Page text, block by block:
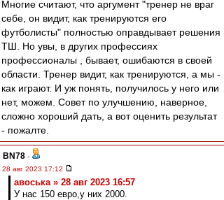
Многие считают, что аргумент "тренер не враг
себе, он видит, как тренируются его
футболисты" полностью оправдывает решения
ТШ. Но увы, в других профессиях
профессионалы , бывает, ошибаются в своей
области. Тренер видит, как тренируются, а мы -
как играют. И уж понять, получилось у него или
нет, можем. Совет по улучшению, наверное,
сложно хороший дать, а вот оценить результат
- пожалте.
BN78 -
28 авг 2023 17:12
авоська » 28 авг 2023 16:57
У нас 150 евро,у них 2000.